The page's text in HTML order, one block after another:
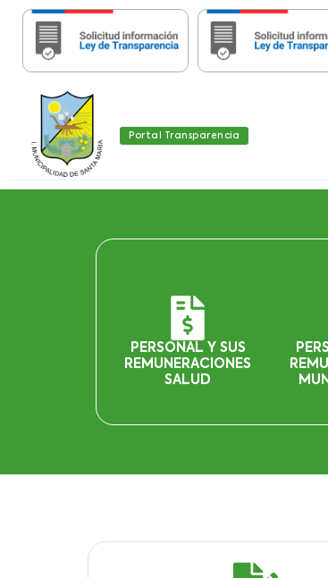
Importante:Estas páginas
Portal Transparencia
PERSONAL Y SUS
REMUNERACIONES
SALUD